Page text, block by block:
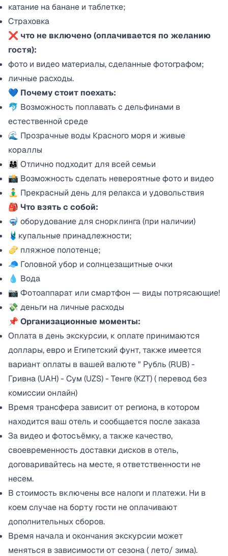
катание на банане и таблетке;
Страховка
❌ что не включено (оплачивается по желанию
гостя):
фото и видео материалы, сделанные фотографом;
личные расходы.
💙 Почему стоит поехать:
🐬 Возможность поплавать с дельфинами в
естественной среде
🌊 Прозрачные воды Красного моря и живые
кораллы
👨‍👩‍👧 Отлично подходит для всей семьи
📸 Возможность сделать невероятные фото и видео
🧘‍♂ Прекрасный день для релакса и удовольствия
🎒 Что взять с собой:
🤿 оборудование для снорклинга (при наличии)
🩱купальные принадлежности;
🫔 пляжное полотенце;
🧢 Головной убор и солнцезащитные очки
💧 Вода
📷 Фотоаппарат или смартфон — виды потрясающие!
💸 деньги на личные расходы
📌 Организационные моменты:
Оплата в день экскурсии, к оплате принимаются
доллары, евро и Египетский фунт, также имеется
вариант оплаты в вашей валюте " Рубль (RUB) -
Гривна (UAH) - Сум (UZS) - Тенге (KZT) ( перевод без
комиссии онлайн)
Время трансфера зависит от региона, в котором
находится ваш отель и сообщается после заказа
За видео и фотосъёмку, а также качество,
своевременность доставки дисков в отель,
договаривайтесь на месте, я ответственности не
несем.
В стоимость включены все налоги и платежи. Ни в
коем случае на борту гости не оплачивают
дополнительных сборов.
Время начала и окончания экскурсии может
меняться в зависимости от сезона ( лето/ зима).